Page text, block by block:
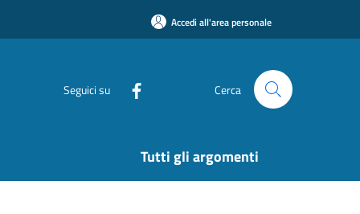
Accedi all'area personale
Seguici su Cerca
Tutti gli argomenti